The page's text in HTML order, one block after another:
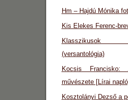
Hm – Hajdú Mónika
Kis Elekes Ferenc-
Klasszikusok
(versantológia)
Kocsis Francisko:
művészete [Lírai
Kosztolányi Dezső a